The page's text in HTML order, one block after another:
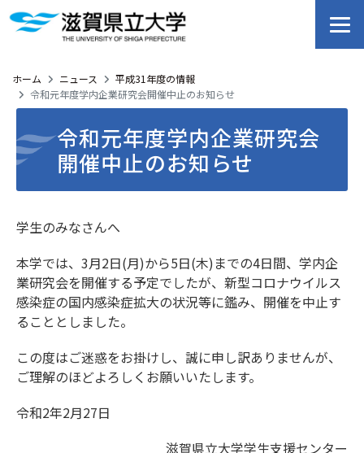
ホーム ニュース
平成31年度の情報
令和元年度学内企業研究会開催中止のお知らせ
令和元年度学内企業研究会
開催中止のお知らせ
学生のみなさんへ
本学では、3月2日(月)から5日(木)までの4日間、学内企
業研究会を開催する予定でしたが、新型コロナウイルス
感染症の国内感染症拡大の状況等に鑑み、開催を中止す
ることとしました。
この度はご迷惑をお掛けし、誠に申し訳ありませんが、
ご理解のほどよろしくお願いいたします。
令和2年2月27日
滋賀県立大学学生支援センター